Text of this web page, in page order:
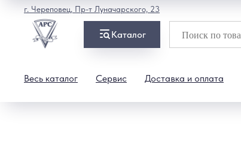
Каталог
Весь каталог Сервис Доставка и оплата
г. Череповец, Пр-т Луначарского, 23